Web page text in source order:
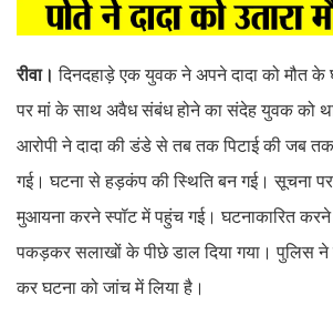
रीवा।दिनदहाड़े एक युवक ने अपने दादा को मौत के
पर मां के साथ अवैध संबंध होने का संदेह युवक को
आरोपी ने दादा की डंडे से तब तक पिटाई की जब तक
गई। घटना से हड़कंप की स्थिति बन गई। सूचना
मुआयना करने स्पॉट में पहुंच गई। घटनाकारित करने
पकड़कर सलाखों के पीछे डाल दिया गया। पुलिस ने
कर घटना को जांच में लिया है।